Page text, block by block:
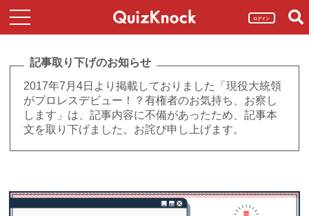
ログイン
記事取り下げのお知らせ
2017年7月4日より掲載しておりました「現役大統領
がプロレスデビュー！？有権者のお気持ち、お察し
します」は、記事内容に不備があったため、記事本
文を取り下げました。お詫び申し上げます。